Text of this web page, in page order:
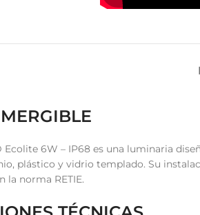
Ecolite 6W – IP68 es una luminaria
plástico y vidrio templado. Su
la norma RETIE.